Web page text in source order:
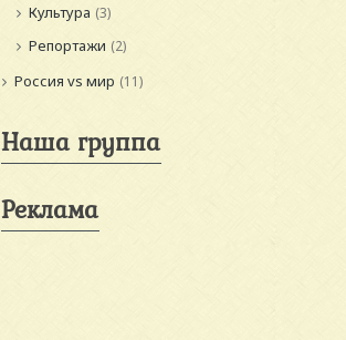
Культура (3)
Репортажи (2)
Россия vs мир (11)
Наша группа
Реклама